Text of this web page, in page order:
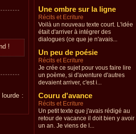
!
:
Une ombre sur la ligne
Récits et Ecriture
Voilà un nouveau texte court. L'idée
était d'arriver à intégrer des
dialogues (ce que je n'avais...
Un peu de poésie
Récits et Ecriture
Je crée ce sujet pour vous faire lire
un poème, si d'aventure d'autres
devaient arriver, c'est i...
Couru d'avance
Récits et Ecriture
Un petit texte que j'avais rédigé au
retour de vacance il doit bien y avoir
un an. Je viens de l...